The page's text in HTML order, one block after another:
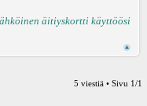
äitiyskortti käyttöösi
5 viestiä • Sivu 1/1